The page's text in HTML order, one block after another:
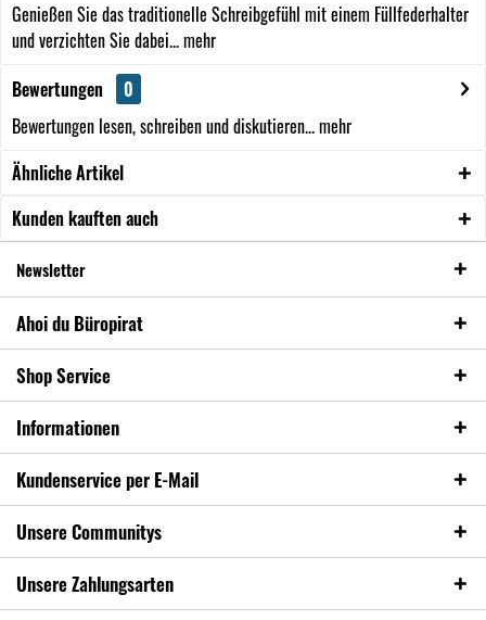
Genießen Sie das traditionelle Schreibgefühl mit einem Füllfederhalter
und verzichten Sie dabei...mehr
Bewertungen
0
Bewertungen lesen, schreiben und diskutieren...mehr
Ähnliche Artikel
Kunden kauften auch
Newsletter
Ahoi du Büropirat
Shop Service
Informationen
Kundenservice per E-Mail
Unsere Communitys
Unsere Zahlungsarten